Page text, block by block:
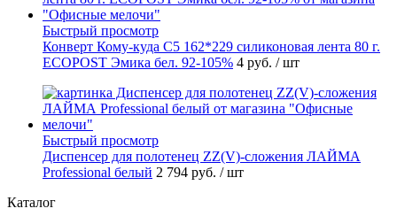
Быстрый просмотр
Конверт Кому-куда С5 162*229 силиконовая лента 80 г.
ECOPOST Эмика бел. 92-105% 4 руб. / шт
Быстрый просмотр
Диспенсер для полотенец ZZ(V)-сложения ЛАЙМА
Professional белый 2 794 руб. / шт
Каталог